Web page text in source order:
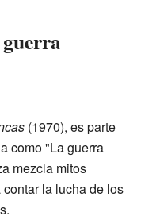
(1970), es parte
como "La guerra
mezcla mitos
la lucha de los